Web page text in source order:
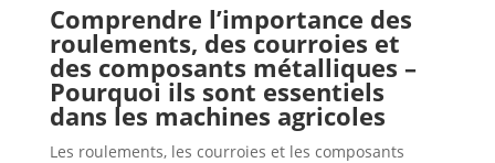
Comprendre l’importance des
roulements, des courroies et
des composants métalliques –
Pourquoi ils sont essentiels
dans les machines agricoles
Les roulements, les courroies et les composants